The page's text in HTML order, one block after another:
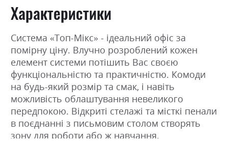
Характеристики
Система «Топ-Мікс» - ідеальний офіс за
помірну ціну. Влучно розроблений кожен
елемент системи потішить Вас своєю
функціональністю та практичністю. Комоди
на будь-який розмір та смак, і навіть
можливість облаштування невеликого
передпокою. Відкриті стелажі та місткі пенали
в поєднанні з письмовим столом створять
зону для роботи або ж навчання.